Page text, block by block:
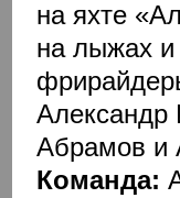
на яхте
на лыжах и
Александр
Абрамов и
Команда: